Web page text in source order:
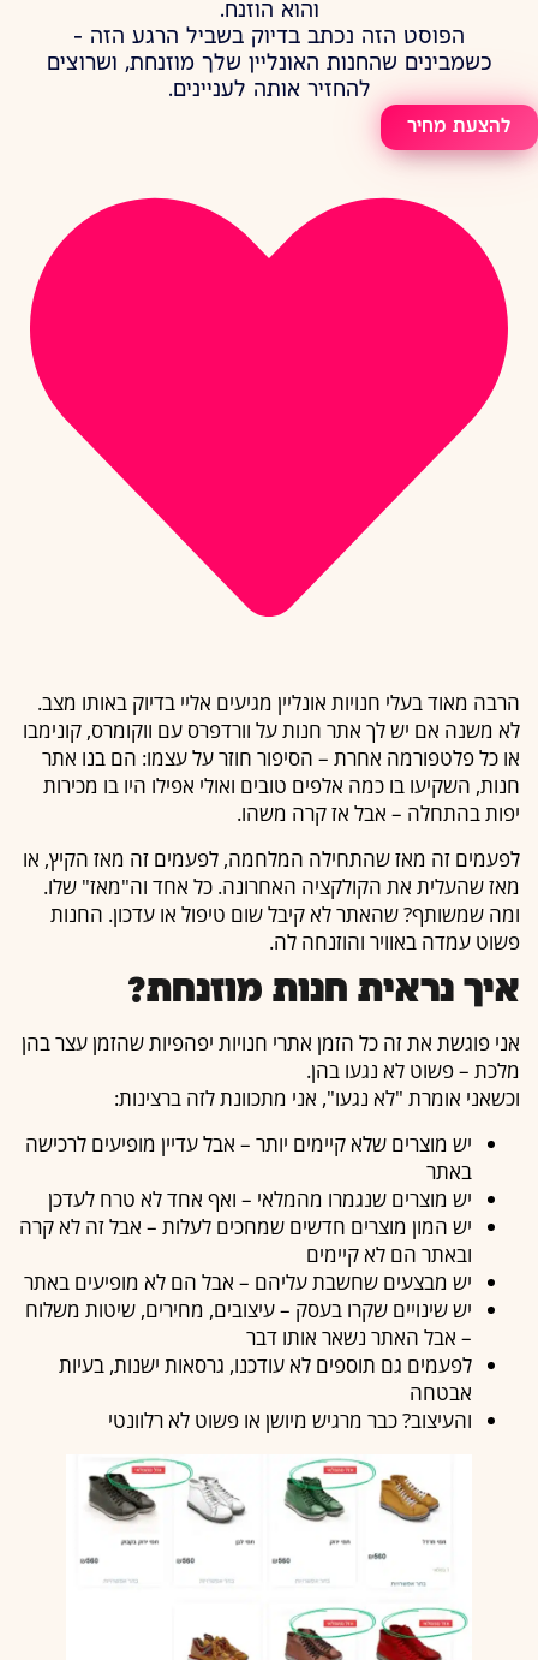
והוא הוזנח.
הפוסט הזה נכתב בדיוק בשביל הרגע הזה –
כשמבינים שהחנות האונליין שלך מוזנחת, ושרוצים
להחזיר אותה לעניינים.
להצעת מחיר
הרבה מאוד בעלי חנויות אונליין מגיעים אליי בדיוק באותו מצב.
לא משנה אם יש לך אתר חנות על וורדפרס עם ווקומרס, קונימבו
או כל פלטפורמה אחרת – הסיפור חוזר על עצמו: הם בנו אתר
חנות, השקיעו בו כמה אלפים טובים ואולי אפילו היו בו מכירות
יפות בהתחלה – אבל אז קרה משהו.
לפעמים זה מאז שהתחילה המלחמה, לפעמים זה מאז הקיץ, או
מאז שהעלית את הקולקציה האחרונה. כל אחד וה"מאז" שלו.
ומה שמשותף? שהאתר לא קיבל שום טיפול או עדכון. החנות
פשוט עמדה באוויר והוזנחה לה.
איך נראית חנות מוזנחת?
אני פוגשת את זה כל הזמן אתרי חנויות יפהפיות שהזמן עצר בהן
מלכת – פשוט לא נגעו בהן.
וכשאני אומרת "לא נגעו", אני מתכוונת לזה ברצינות:
יש מוצרים שלא קיימים יותר – אבל עדיין מופיעים לרכישה
באתר
יש מוצרים שנגמרו מהמלאי – ואף אחד לא טרח לעדכן
יש המון מוצרים חדשים שמחכים לעלות – אבל זה לא קרה
ובאתר הם לא קיימים
יש מבצעים שחשבת עליהם – אבל הם לא מופיעים באתר
יש שינויים שקרו בעסק – עיצובים, מחירים, שיטות משלוח
– אבל האתר נשאר אותו דבר
לפעמים גם תוספים לא עודכנו, גרסאות ישנות, בעיות
אבטחה
והעיצוב? כבר מרגיש מיושן או פשוט לא רלוונטי